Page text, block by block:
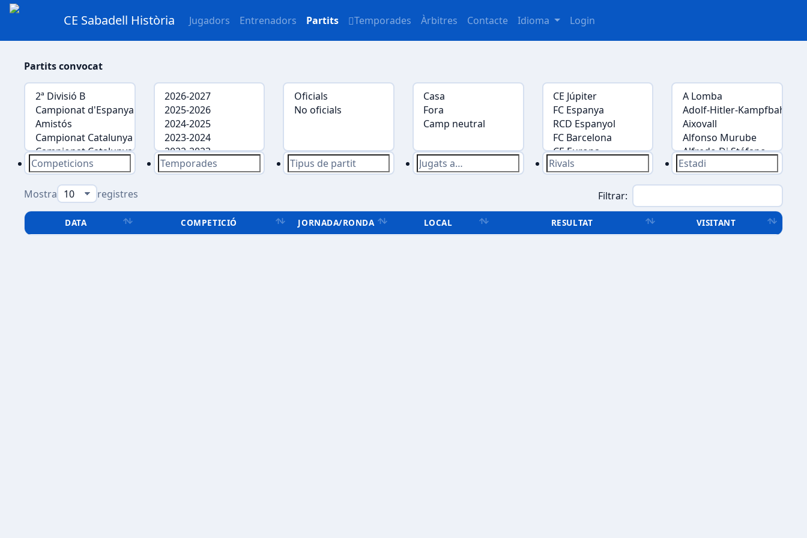
CE Sabadell Història Jugadors Entrenadors Partits Temporades Àrbitres Contacte Idioma Login
Partits convocat
Mostra registres Filtrar:
DATA COMPETICIÓ JORNADA/RONDA LOCAL RESULTAT VISITANT